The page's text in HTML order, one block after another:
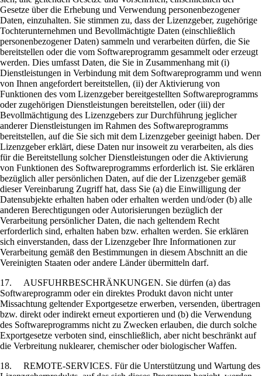
Gesetze über die Erhebung und Verwendung personenbezogener
Daten, einzuhalten. Sie stimmen zu, dass der Lizenzgeber, zugehörige
Tochterunternehmen und Bevollmächtigte Daten (einschließlich
personenbezogener Daten) sammeln und verarbeiten dürfen, die Sie
bereitstellen oder die vom Softwareprogramm gesammelt oder erzeugt
werden. Dies umfasst Daten, die Sie in Zusammenhang mit (i)
Dienstleistungen in Verbindung mit dem Softwareprogramm und wenn
von Ihnen angefordert bereitstellen, (ii) der Aktivierung von
Funktionen des vom Lizenzgeber bereitgestellten Softwareprogramms
oder zugehörigen Dienstleistungen bereitstellen, oder (iii) der
Bevollmächtigung des Lizenzgebers zur Durchführung jeglicher
anderer Dienstleistungen im Rahmen des Softwareprogramms
bereitstellen, auf die Sie sich mit dem Lizenzgeber geeinigt haben. Der
Lizenzgeber erklärt, diese Daten nur insoweit zu verarbeiten, als dies
für die Bereitstellung solcher Dienstleistungen oder die Aktivierung
von Funktionen des Softwareprogramms erforderlich ist. Sie erklären
bezüglich aller persönlichen Daten, auf die der Lizenzgeber gemäß
dieser Vereinbarung Zugriff hat, dass Sie (a) die Einwilligung der
Datensubjekte erhalten haben oder erhalten werden und/oder (b) alle
anderen Berechtigungen oder Autorisierungen bezüglich der
Verarbeitung persönlicher Daten, die nach geltendem Recht
erforderlich sind, erhalten haben bzw. erhalten werden. Sie erklären
sich einverstanden, dass der Lizenzgeber Ihre Informationen zur
Verarbeitung gemäß den Bestimmungen in diesem Abschnitt an die
Vereinigten Staaten oder andere Länder übermitteln darf.
17. AUSFUHRBESCHRÄNKUNGEN. Sie dürfen (a) das
Softwareprogramm oder ein direktes Produkt davon nicht unter
Missachtung geltender Exportgesetze erwerben, versenden, übertragen
bzw. direkt oder indirekt erneut exportieren und (b) die Verwendung
des Softwareprogramms nicht zu Zwecken erlauben, die durch solche
Exportgesetze verboten sind, einschließlich, aber nicht beschränkt auf
die Verbreitung nuklearer, chemischer oder biologischer Waffen.
18. REMOTE-SERVICES. Für die Unterstützung und Wartung des